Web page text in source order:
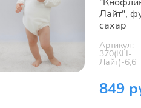
Лайт",
сахар
Артикул:
370(КН-
Лайт)-6,6
849